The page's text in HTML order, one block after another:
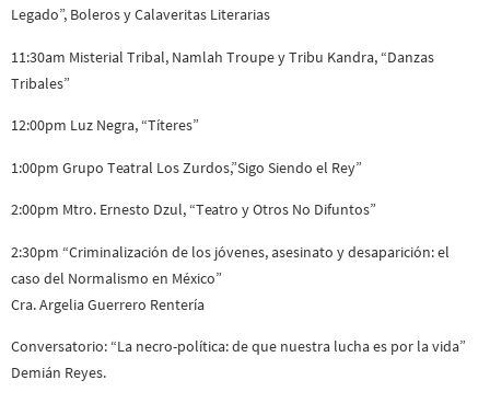
Legado”, Boleros y Calaveritas Literarias
11:30am Misterial Tribal, Namlah Troupe y Tribu Kandra, “Danzas
Tribales”
12:00pm Luz Negra, “Títeres”
1:00pm Grupo Teatral Los Zurdos,”Sigo Siendo el Rey”
2:00pm Mtro. Ernesto Dzul, “Teatro y Otros No Difuntos”
2:30pm “Criminalización de los jóvenes, asesinato y desaparición: el
caso del Normalismo en México”
Cra. Argelia Guerrero Rentería
Conversatorio: “La necro-política: de que nuestra lucha es por la vida”
Demián Reyes.